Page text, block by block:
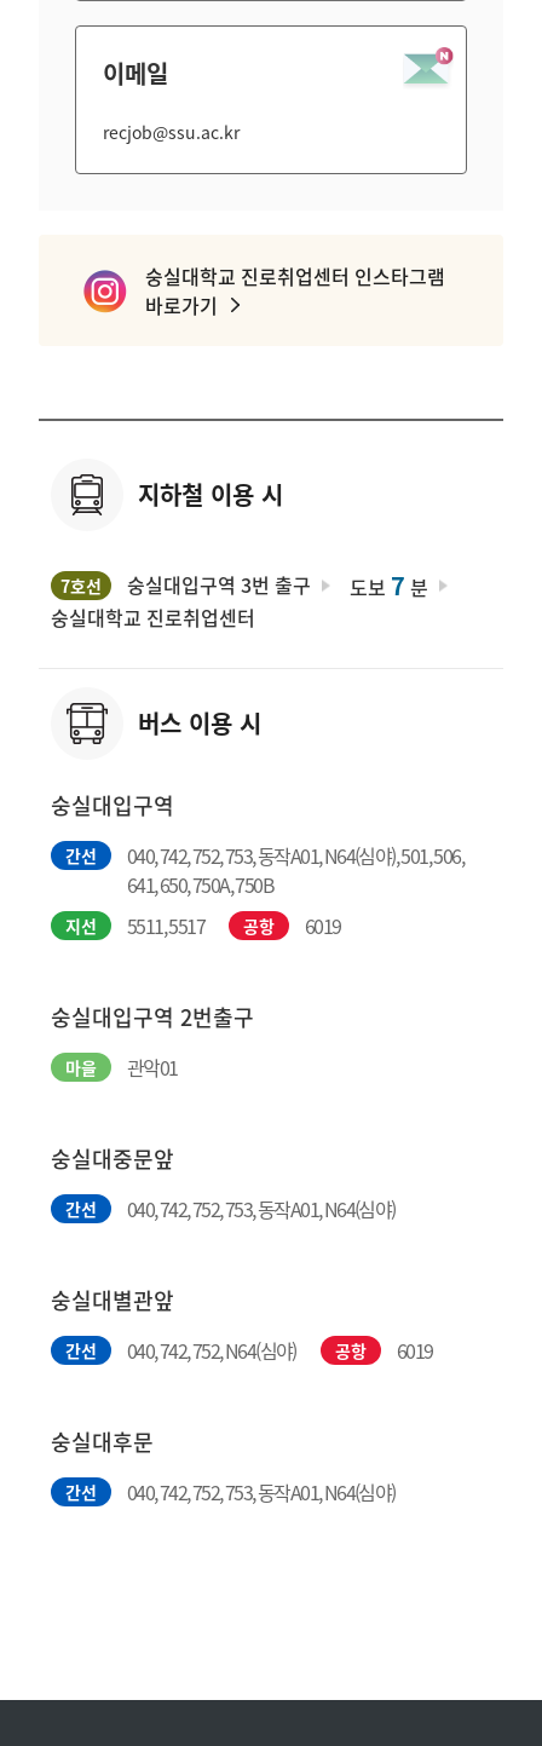
이메일
recjob@ssu.ac.kr
숭실대학교 진로취업센터 인스타그램
바로가기
지하철 이용 시
7호선 숭실대입구역 3번 출구 도보 7 분
숭실대학교 진로취업센터
버스 이용 시
숭실대입구역
간선
040, 742, 752, 753, 동작A01, N64(심야), 501, 506,
641, 650, 750A, 750B
지선 5511, 5517 공항 6019
숭실대입구역 2번출구
마을 관악01
숭실대중문앞
간선 040, 742, 752, 753, 동작A01, N64(심야)
숭실대별관앞
간선 040, 742, 752, N64(심야) 공항 6019
숭실대후문
간선 040, 742, 752, 753, 동작A01, N64(심야)